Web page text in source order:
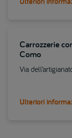
Carrozzerie
Como
Via
Ulteriori